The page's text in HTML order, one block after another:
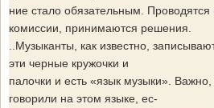
ние стало обязательным. Проводятся
комиссии, принимаются решения.
..Музыканты, как известно,
эти черные кружочки и
палочки и есть «язык музыки».
говорили на этом языке, ес-